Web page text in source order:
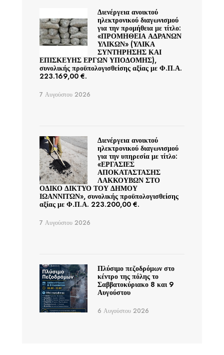
Διενέργεια ανοικτού
ηλεκτρονικού διαγωνισμού
για την προμήθεια με τίτλο:
«ΠΡΟΜΗΘΕΙΑ ΑΔΡΑΝΩΝ
ΥΛΙΚΩΝ» (ΥΛΙΚΑ
ΣΥΝΤΗΡΗΣΗΣ ΚΑΙ
ΕΠΙΣΚΕΥΗΣ ΕΡΓΩΝ ΥΠΟΔΟΜΗΣ),
συνολικής προϋπολογισθείσης αξίας με Φ.Π.Α.
223.169,00 €.
7 Αυγούστου 2026
Διενέργεια ανοικτού
ηλεκτρονικού διαγωνισμού
για την υπηρεσία με τίτλο:
«ΕΡΓΑΣΙΕΣ
ΑΠΟΚΑΤΑΣΤΑΣΗΣ
ΛΑΚΚΟΥΒΩΝ ΣΤΟ
ΟΔΙΚΟ ΔΙΚΤΥΟ ΤΟΥ ΔΗΜΟΥ
ΙΩΑΝΝΙΤΩΝ», συνολικής προϋπολογισθείσης
αξίας με Φ.Π.Α. 223.200,00 €.
7 Αυγούστου 2026
Πλύσιμο πεζοδρόμων στο
κέντρο της πόλης το
Σαββατοκύριακο 8 και 9
Αυγούστου
6 Αυγούστου 2026